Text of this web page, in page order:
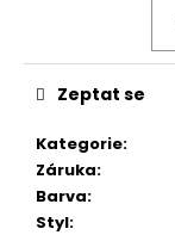
Kategorie:
Záruka:
Barva:
Styl:
Zeptat se
BRIDGE
Kč